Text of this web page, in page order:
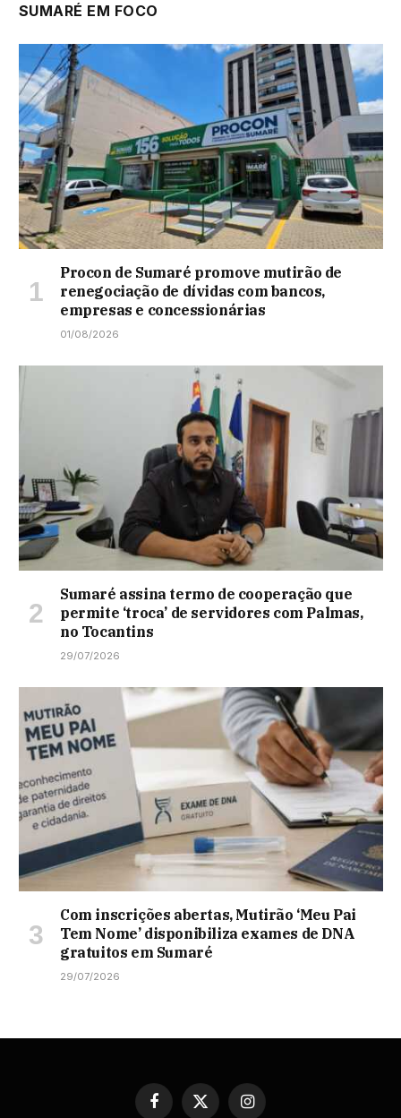
SUMARÉ EM FOCO
Procon de Sumaré promove mutirão de
renegociação de dívidas com bancos,
empresas e concessionárias
01/08/2026
Sumaré assina termo de cooperação que
permite ‘troca’ de servidores com Palmas,
no Tocantins
29/07/2026
Com inscrições abertas, Mutirão ‘Meu Pai
Tem Nome’ disponibiliza exames de DNA
gratuitos em Sumaré
29/07/2026
Facebook
X Instagram